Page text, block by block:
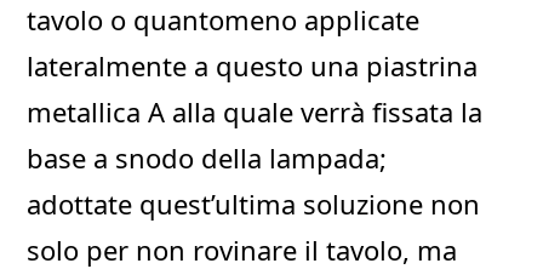
tavolo o quantomeno applicate
lateralmente a questo una piastrina
metallica A alla quale verrà fissata la
base a snodo della lampada;
adottate quest’ultima soluzione non
solo per non rovinare il tavolo, ma